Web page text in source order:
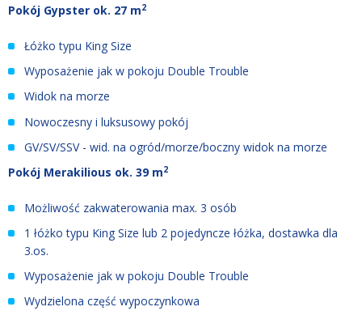
Pokój Gypster ok. 27 m2
Łóżko typu King Size
Wyposażenie jak w pokoju Double Trouble
Widok na morze
Nowoczesny i luksusowy pokój
GV/SV/SSV - wid. na ogród/morze/boczny widok na morze
Pokój Merakilious ok. 39 m2
Możliwość zakwaterowania max. 3 osób
1 łóżko typu King Size lub 2 pojedyncze łóżka, dostawka dla
3.os.
Wyposażenie jak w pokoju Double Trouble
Wydzielona część wypoczynkowa